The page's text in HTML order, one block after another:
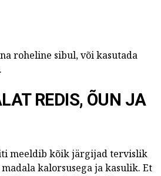
roheline sibul, või kasutada
REDIS, ÕUN JA
meeldib kõik järgijad tervislik
kalorsusega ja kasulik. Et